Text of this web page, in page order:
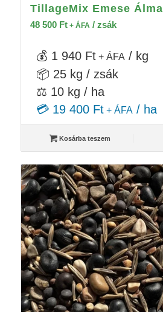
TillageMix Emese Álma
48 500 Ft+ ÁFA / zsák
💰 1 940 Ft+ ÁFA / kg
📦 25 kg / zsák
⚖️ 10 kg / ha
💳 19 400 Ft+ ÁFA/ ha
Kosárba teszem